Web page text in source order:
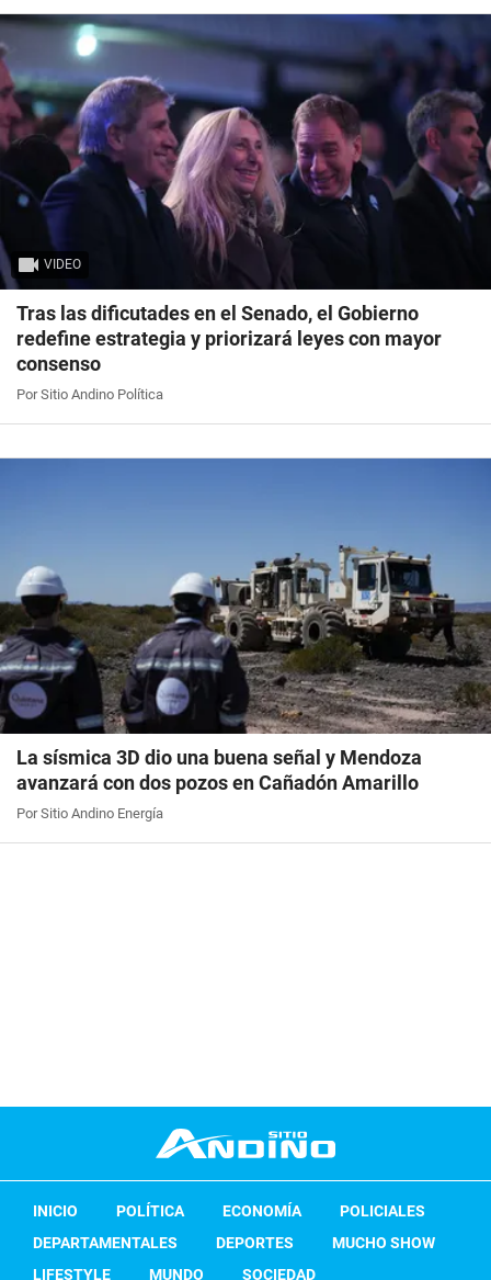
VIDEO
Tras las dificutades en el Senado, el Gobierno
redefine estrategia y priorizará leyes con mayor
consenso
Por Sitio Andino Política
La sísmica 3D dio una buena señal y Mendoza
avanzará con dos pozos en Cañadón Amarillo
Por Sitio Andino Energía
INICIO POLÍTICA ECONOMÍA
POLICIALES
DEPARTAMENTALES
DEPORTES
MUCHO SHOW
LIFESTYLE
MUNDO SOCIEDAD